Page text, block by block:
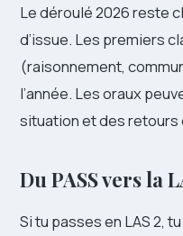
Le déroulé 2026 reste
d’issue. Les premiers
(raisonnement,
l’année. Les oraux
situation et des retours
Du PASS vers la
Si tu passes en LAS 2,